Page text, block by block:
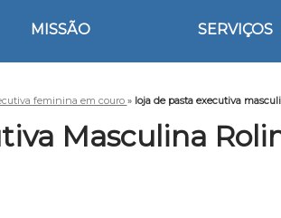
MISSÃO SERVIÇOS
feminina em couro » loja de pasta executiva
Masculina